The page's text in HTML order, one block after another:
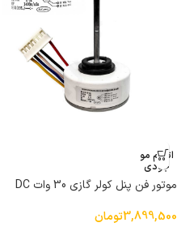
اتمام مو
جودی
موتور فن پنل کولر گازی 30 وات DC
3,899,500تومان